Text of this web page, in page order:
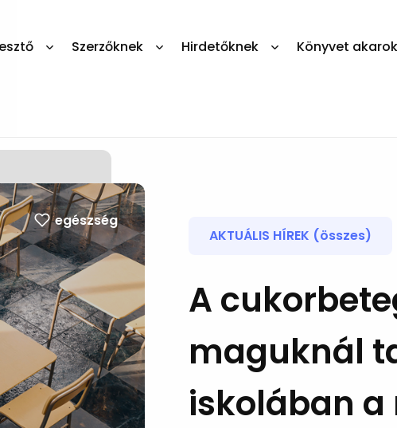
Szerzőknek Hirdetőknek Könyvet
egészség
AKTUÁLIS HÍREK (összes)
A
maguknál
iskolában